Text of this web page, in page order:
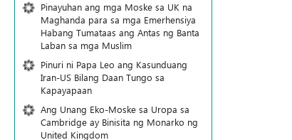
Pinayuhan ang mga Moske sa UK na
Maghanda para sa mga Emerhensiya
Habang Tumataas ang Antas ng Banta
Laban sa mga Muslim
Pinuri ni Papa Leo ang Kasunduang
Iran-US Bilang Daan Tungo sa
Kapayapaan
Ang Unang Eko-Moske sa Uropa sa
Cambridge ay Binisita ng Monarko ng
United Kingdom